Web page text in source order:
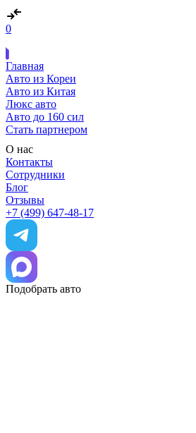
0
Главная
Авто из Кореи
Авто из Китая
Люкс авто
Авто до 160 сил
Стать партнером
О нас
Контакты
Сотрудники
Блог
Отзывы
+7 (499) 647-48-17
Подобрать авто